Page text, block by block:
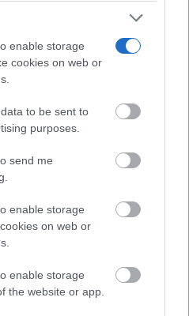
enable storage
cookies on web or
to be sent to
purposes.
send me
enable storage
on web or
enable storage
the website or app.
la vieja escuela ¡Cómo los